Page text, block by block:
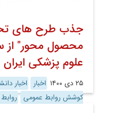
جذب طرح های
محصول محور" از
علوم پزشکی ایران
۲۵ دی ۱۴۰۰ اخبار اخبار
کوشش روابط عمومی